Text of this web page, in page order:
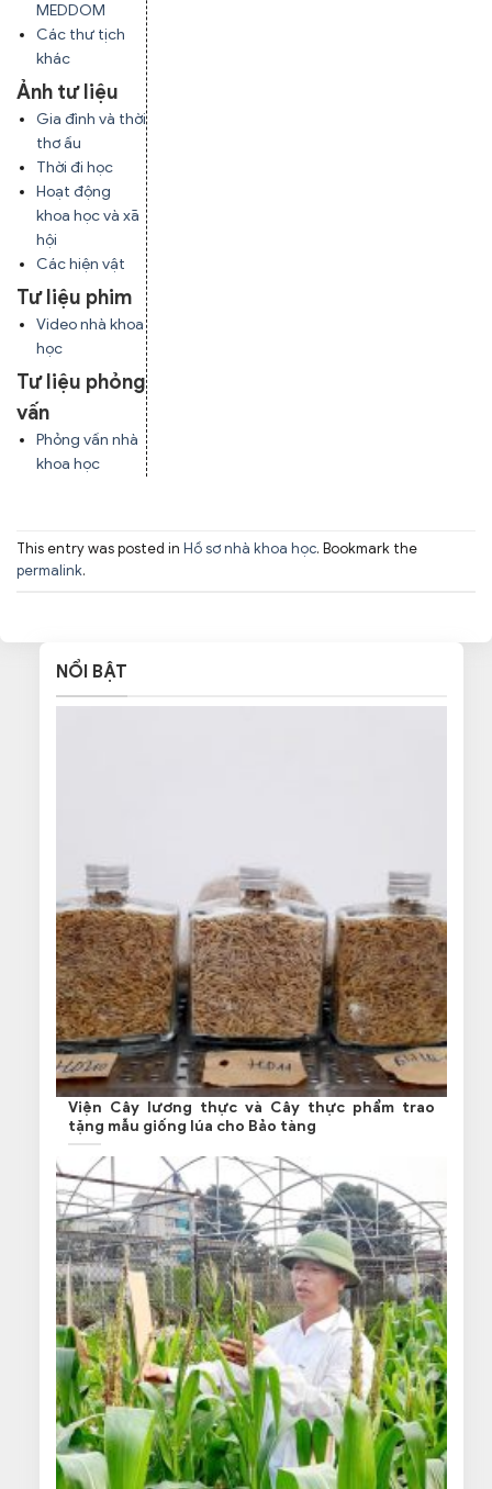
MEDDOM
Các thư tịch
khác
Ảnh tư liệu
Gia đình và thời
thơ ấu
Thời đi học
Hoạt động
khoa học và xã
hội
Các hiện vật
Tư liệu phim
Video nhà khoa
học
Tư liệu phỏng
vấn
Phỏng vấn nhà
khoa học
This entry was posted in Hồ sơ nhà khoa học. Bookmark the
permalink.
NỔI BẬT
Viện Cây lương thực và Cây thực phẩm trao
tặng mẫu giống lúa cho Bảo tàng